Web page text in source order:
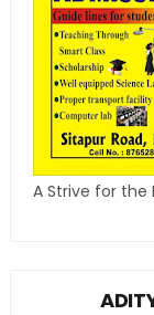
A Strive for the